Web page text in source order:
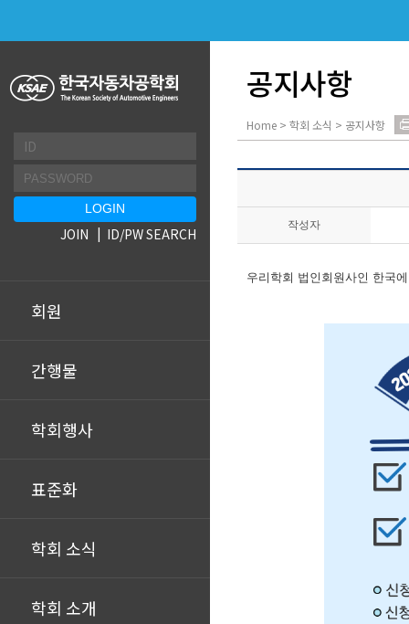
회원
간행물
학회행사
표준화
학회 소식
학회 소개
JOIN ID/PW SEARCH
공지사항
Home > 학회 소식 > 공지사항
작성자
우리학회 법인회원사인 한국